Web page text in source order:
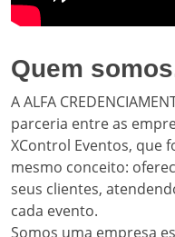
Quem
A ALFA
parceria entre as
XControl Eventos, que
mesmo conceito:
seus clientes,
cada evento.
Somos uma empresa